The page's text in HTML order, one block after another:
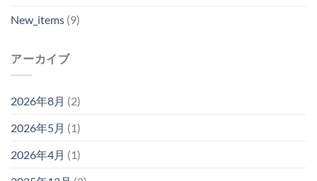
New_items (9)
アーカイブ
2026年8月 (2)
2026年5月 (1)
2026年4月 (1)